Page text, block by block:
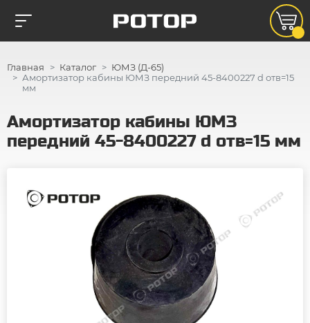
Главная Каталог
ЮМЗ (Д-65)
Амортизатор кабины ЮМЗ передний 45-8400227 d отв=15
мм
Амортизатор кабины ЮМЗ
передний 45-8400227 d отв=15 мм